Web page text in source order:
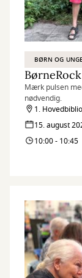
BØRN OG UNGE
Mærk pulsen
nødvendig.
1.
15. august
10:00 - 10:45